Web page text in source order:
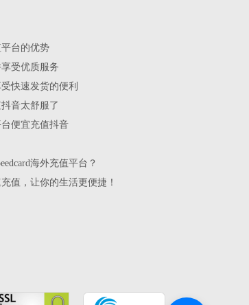
平台的优势
享受优质服务
快速发货的便利
音太舒服了
台便宜充值抖音
海外充值平台？
值，让你的生活更便捷！